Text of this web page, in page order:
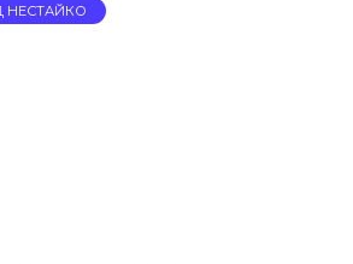
НЕСТАЙКО